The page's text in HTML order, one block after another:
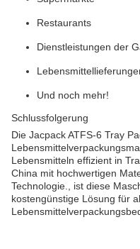
Restaurants
Dienstleistungen der
Und noch mehr!
Schlussfolgerung
Die Jacpack ATFS-6 Tray
Lebensmitteln effizient in
China mit hochwertigen
Technologie., ist diese
kostengünstige Lösung für